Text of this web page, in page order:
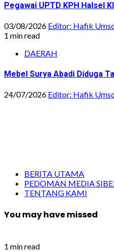
Pegawai UPTD KPH Halsel
03/08/2026 Editor: Hafik
1 min read
DAERAH
Mebel Surya Abadi Diduga
24/07/2026 Editor: Hafik
BERITA UTAMA
PEDOMAN MEDIA
TENTANG KAMI
You may have missed
1 min read